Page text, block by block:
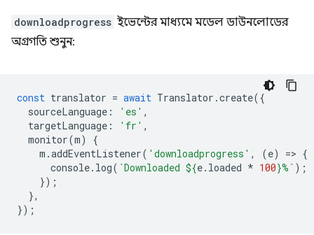
downloadprogress ইভেন্টের মাধ্যমে মডেল ডাউনলোডের
অগ্রগতি শুনুন:
const translator = await Translator .create({
sourceLanguage : 'es' ,
targetLanguage : 'fr' ,
monitor(m)
{
m .addEventListener( 'downloadprogress' , (e) => {
console. log( `Downloaded ${e. loaded * 100}%` );
});
},
});